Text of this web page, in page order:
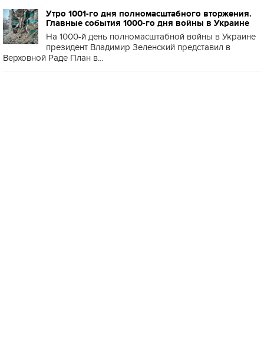
Утро 1001-го дня полномасштабного вторжения.
Главные события 1000-го дня войны в Украине
На 1000-й день полномасштабной войны в Украине
президент Владимир Зеленский представил в
Верховной Раде План в...